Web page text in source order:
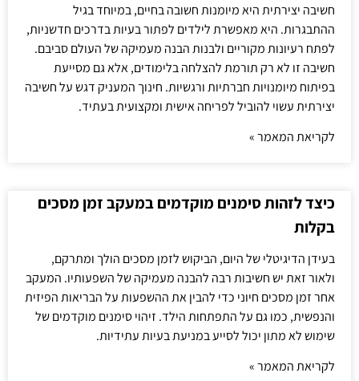
חשיבה יצירתית היא מיומנות חשובה בחיים, במיוחד בגיל
ההתבגרות. היא מאפשרת לילדים לפתור בעיות בדרכים חדשניות,
לפתח רעיונות מקוריים ולבנות הבנה מעמיקה של העולם סביבם.
חשיבה זו לא רק תורמת להצלחה בלימודים, אלא גם מסייעת
בפיתוח מיומנויות חברתיות ורגשיות. חינוך המעניק דגש על חשיבה
יצירתית עשוי להוביל לפריחה אישית ומקצועית בעתיד.
לקריאת המאמר »
כיצד לזהות סימנים מוקדמים במעקב זמן מסכים
בקלות
בעידן הדיגיטלי של היום, הביקוש לזמן מסכים הולך ומתרקם,
ולאור זאת יש חשיבות רבה להבנה מעמיקה של השפעותיו. המעקב
אחר זמן מסכים חיוני כדי להבין את ההשפעות על הבריאות הפיזית
והנפשית, כמו גם על התפתחות הילד. זיהוי סימנים מוקדמים של
שימוש לא מתון יכול לסייע במניעת בעיות עתידיות.
לקריאת המאמר »